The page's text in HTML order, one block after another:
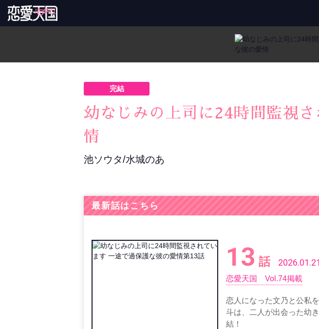
完結
幼なじみの上司に24時間監視
情
池ソウタ/水城のあ
最新話はこちら
13 話 2026.01.21
恋愛天国 Vol.74掲載
恋人になった文乃と公私
斗は、二人が出会った幼
結！